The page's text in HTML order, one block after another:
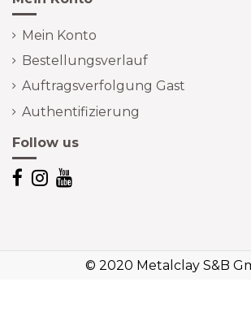
Mein Konto
Bestellungsverlauf
Auftragsverfolgung Gast
Authentifizierung
Follow us
© 2020 Metalclay S&B